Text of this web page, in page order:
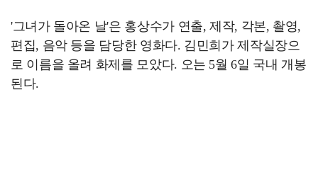
'그녀가 돌아온 날'은 홍상수가 연출, 제작, 각본, 촬영,
편집, 음악 등을 담당한 영화다. 김민희가 제작실장으
로 이름을 올려 화제를 모았다. 오는 5월 6일 국내 개봉
된다.